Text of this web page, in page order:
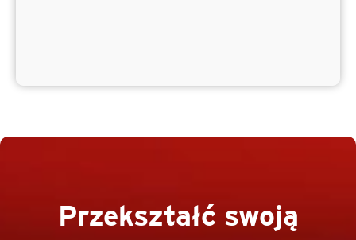
Przekształć swoją